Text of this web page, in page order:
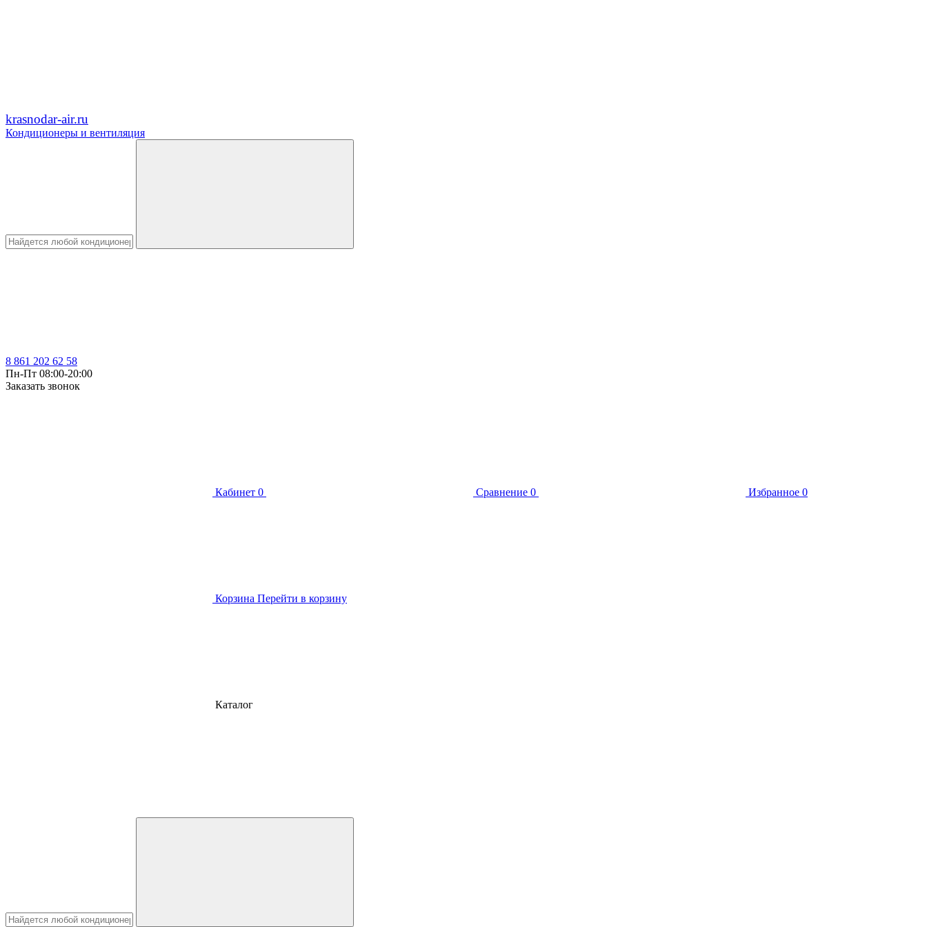
krasnodar-air.ru
Кондиционеры и вентиляция
8 861 202 62 58
Пн-Пт 08:00-20:00
Заказать звонок
Кабинет 0 Сравнение 0 Избранное 0
Корзина Перейти в корзину
Каталог